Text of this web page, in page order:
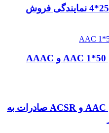
قیمت کابل آلومینیومی 25*4 نمایندگی فروش
هادی آلومینیومی هوایی 50*1 AAC و AAAC
هادی هوایی آلومینیومی AAC و ACSR صادرات به